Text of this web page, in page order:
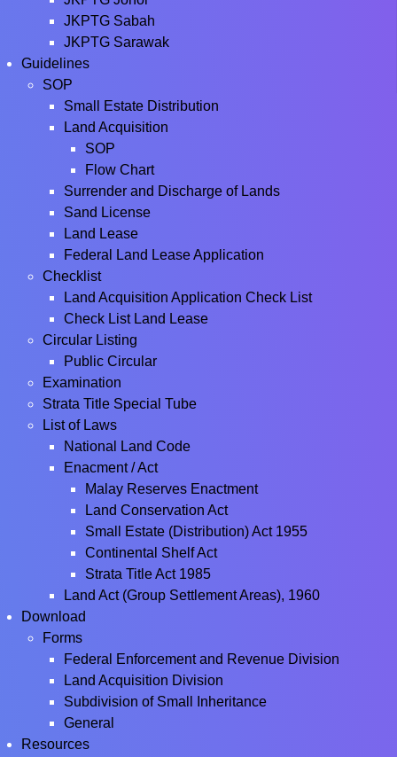
JKPTG Sabah
JKPTG Sarawak
Guidelines
SOP
Small Estate Distribution
Land Acquisition
SOP
Flow Chart
Surrender and Discharge of Lands
Sand License
Land Lease
Federal Land Lease Application
Checklist
Land Acquisition Application Check List
Check List Land Lease
Circular Listing
Public Circular
Examination
Strata Title Special Tube
List of Laws
National Land Code
Enacment / Act
Malay Reserves Enactment
Land Conservation Act
Small Estate (Distribution) Act 1955
Continental Shelf Act
Strata Title Act 1985
Land Act (Group Settlement Areas), 1960
Download
Forms
Federal Enforcement and Revenue Division
Land Acquisition Division
Subdivision of Small Inheritance
General
Resources